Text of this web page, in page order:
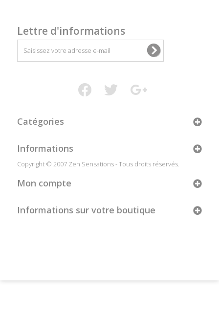
Lettre d'informations
Catégories
Informations
Copyright © 2007 Zen Sensations - Tous droits réservés.
Mon compte
Informations sur votre boutique